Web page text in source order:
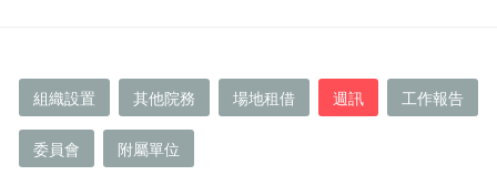
組織設置 其他院務 場地租借 週訊 工作報告
委員會 附屬單位